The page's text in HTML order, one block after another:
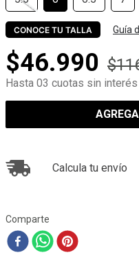
CONOCE TU TALLA Guía
$46.990 $
Hasta 03 cuotas sin interés
Calcula tu envío
Comparte